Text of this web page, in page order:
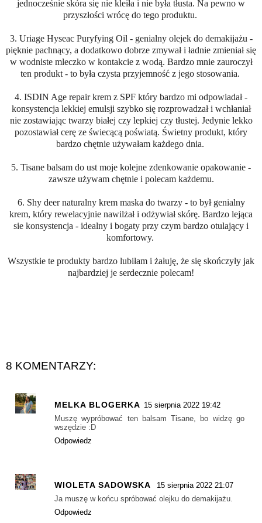
jednocześnie skóra się nie kleiła i nie była tłusta. Na pewno w
przyszłości wrócę do tego produktu.
3. Uriage Hyseac Puryfying Oil - genialny olejek do demakijażu -
pięknie pachnący, a dodatkowo dobrze zmywał i ładnie zmieniał się
w wodniste mleczko w kontakcie z wodą. Bardzo mnie zauroczył
ten produkt - to była czysta przyjemność z jego stosowania.
4. ISDIN Age repair krem z SPF który bardzo mi odpowiadał -
konsystencja lekkiej emulsji szybko się rozprowadzał i wchłaniał
nie zostawiając twarzy białej czy lepkiej czy tłustej. Jedynie lekko
pozostawiał cerę ze świecącą poświatą. Świetny produkt, który
bardzo chętnie używałam każdego dnia.
5. Tisane balsam do ust moje kolejne zdenkowanie opakowanie -
zawsze używam chętnie i polecam każdemu.
6. Shy deer naturalny krem maska do twarzy - to był genialny
krem, który rewelacyjnie nawilżał i odżywiał skórę. Bardzo lejąca
sie konsystencja - idealny i bogaty przy czym bardzo otulający i
komfortowy.
Wszystkie te produkty bardzo lubiłam i żałuję, że się skończyły jak
najbardziej je serdecznie polecam!
8 KOMENTARZY:
MELKA BLOGERKA 15 sierpnia 2022 19:42
Muszę wypróbować ten balsam Tisane, bo widzę go
wszędzie :D
Odpowiedz
WIOLETA SADOWSKA
15 sierpnia 2022 21:07
Ja muszę w końcu spróbować olejku do demakijażu.
Odpowiedz